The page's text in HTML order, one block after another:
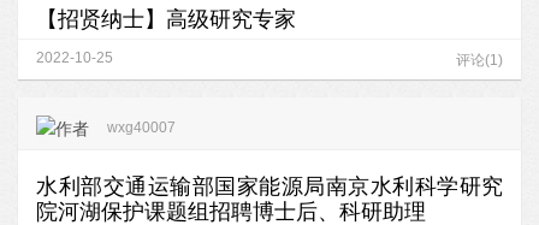
【招贤纳士】高级研究专家
2022-10-25 评论(1)
wxg40007
水利部交通运输部国家能源局南京水利科学研究
院河湖保护课题组招聘博士后、科研助理